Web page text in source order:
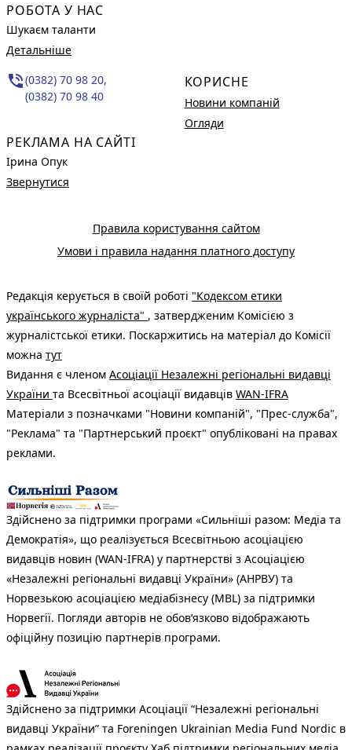
РОБОТА У НАС
Шукаєм таланти
Детальніше
phone_in_talk(0382) 70 98 20,
(0382) 70 98 40
РЕКЛАМА НА САЙТІ
Ірина Опук
Звернутися
КОРИСНЕ
Новини компаній
Огляди
Правила користування сайтом
Умови і правила надання платного доступу
Редакція керується в своїй роботі "Кодексом етики
українського журналіста" , затвердженим Комісією з
журналістської етики. Поскаржитись на матеріал до Комісії
можна тут
Видання є членом Асоціації Незалежні регіональні видавці
України та Всесвітньої асоціації видавців WAN-IFRA
Матеріали з позначками "Новини компаній", "Прес-служба",
"Реклама" та "Партнерський проєкт" опубліковані на правах
реклами.
Здійснено за підтримки програми «Сильніші разом: Медіа та
Демократія», що реалізується Всесвітньою асоціацією
видавців новин (WAN-IFRA) у партнерстві з Асоціацією
«Незалежні регіональні видавці України» (АНРВУ) та
Норвезькою асоціацією медіабізнесу (MBL) за підтримки
Норвегії. Погляди авторів не обов’язково відображають
офіційну позицію партнерів програми.
Здійснено за підтримки Асоціації “Незалежні регіональні
видавці України” та Foreningen Ukrainian Media Fund Nordic в